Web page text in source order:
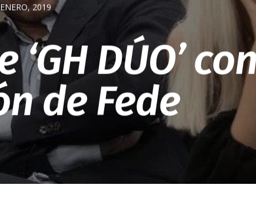
2019
DÚO’
de Fede